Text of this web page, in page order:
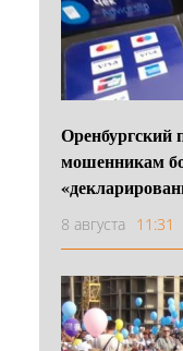
Оренбургский
мошенникам
8 августа 11:31